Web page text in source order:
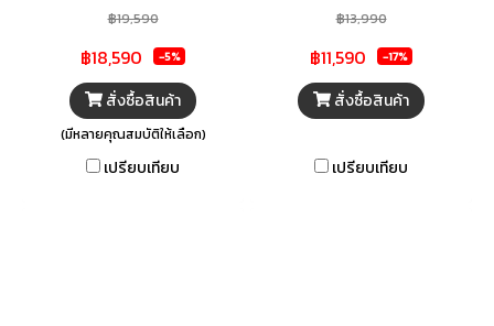
PANASONIC ทางเลือกในการ
และช่วยรักษาความสดใหม่ให้น่า
ทานอยู่เสมอ สามารถคงความสด
ใหม่ให้ปลาและเนื้อสัตว์ได้ยาวนาน
ถึง 7 วัน พร้อมการจัดเก็บที่เป็น
สัดส่วน เพิ่มความเป็นระเบียบ
฿19,590
฿18,590 -5%
สั่งซื้อสินค้า
(มีหลายคุณสมบัติให้เลือก)
เปรียบเทียบ
ด้วย เครื่องอบผ้าฝาหน้า จาก
ความสะดวกสบายในชีวิตประจำวัน
มาพร้อมฟังก์ชันการใช้งานที่หลาก
หลาย ช่วยประหยัดขั้นตอนในการ
รอเวลาให้แห้งจากการตากแดด
฿13,990
฿11,590 -17%
สั่งซื้อสินค้า
เปรียบเทียบ